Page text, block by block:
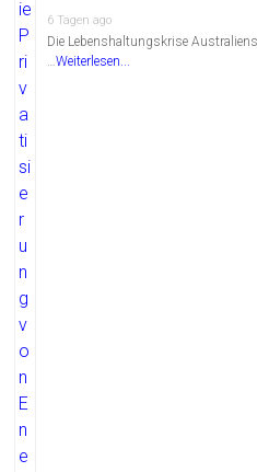
6 Tagen ago
Die Lebenshaltungskrise
…Weiterlesen...